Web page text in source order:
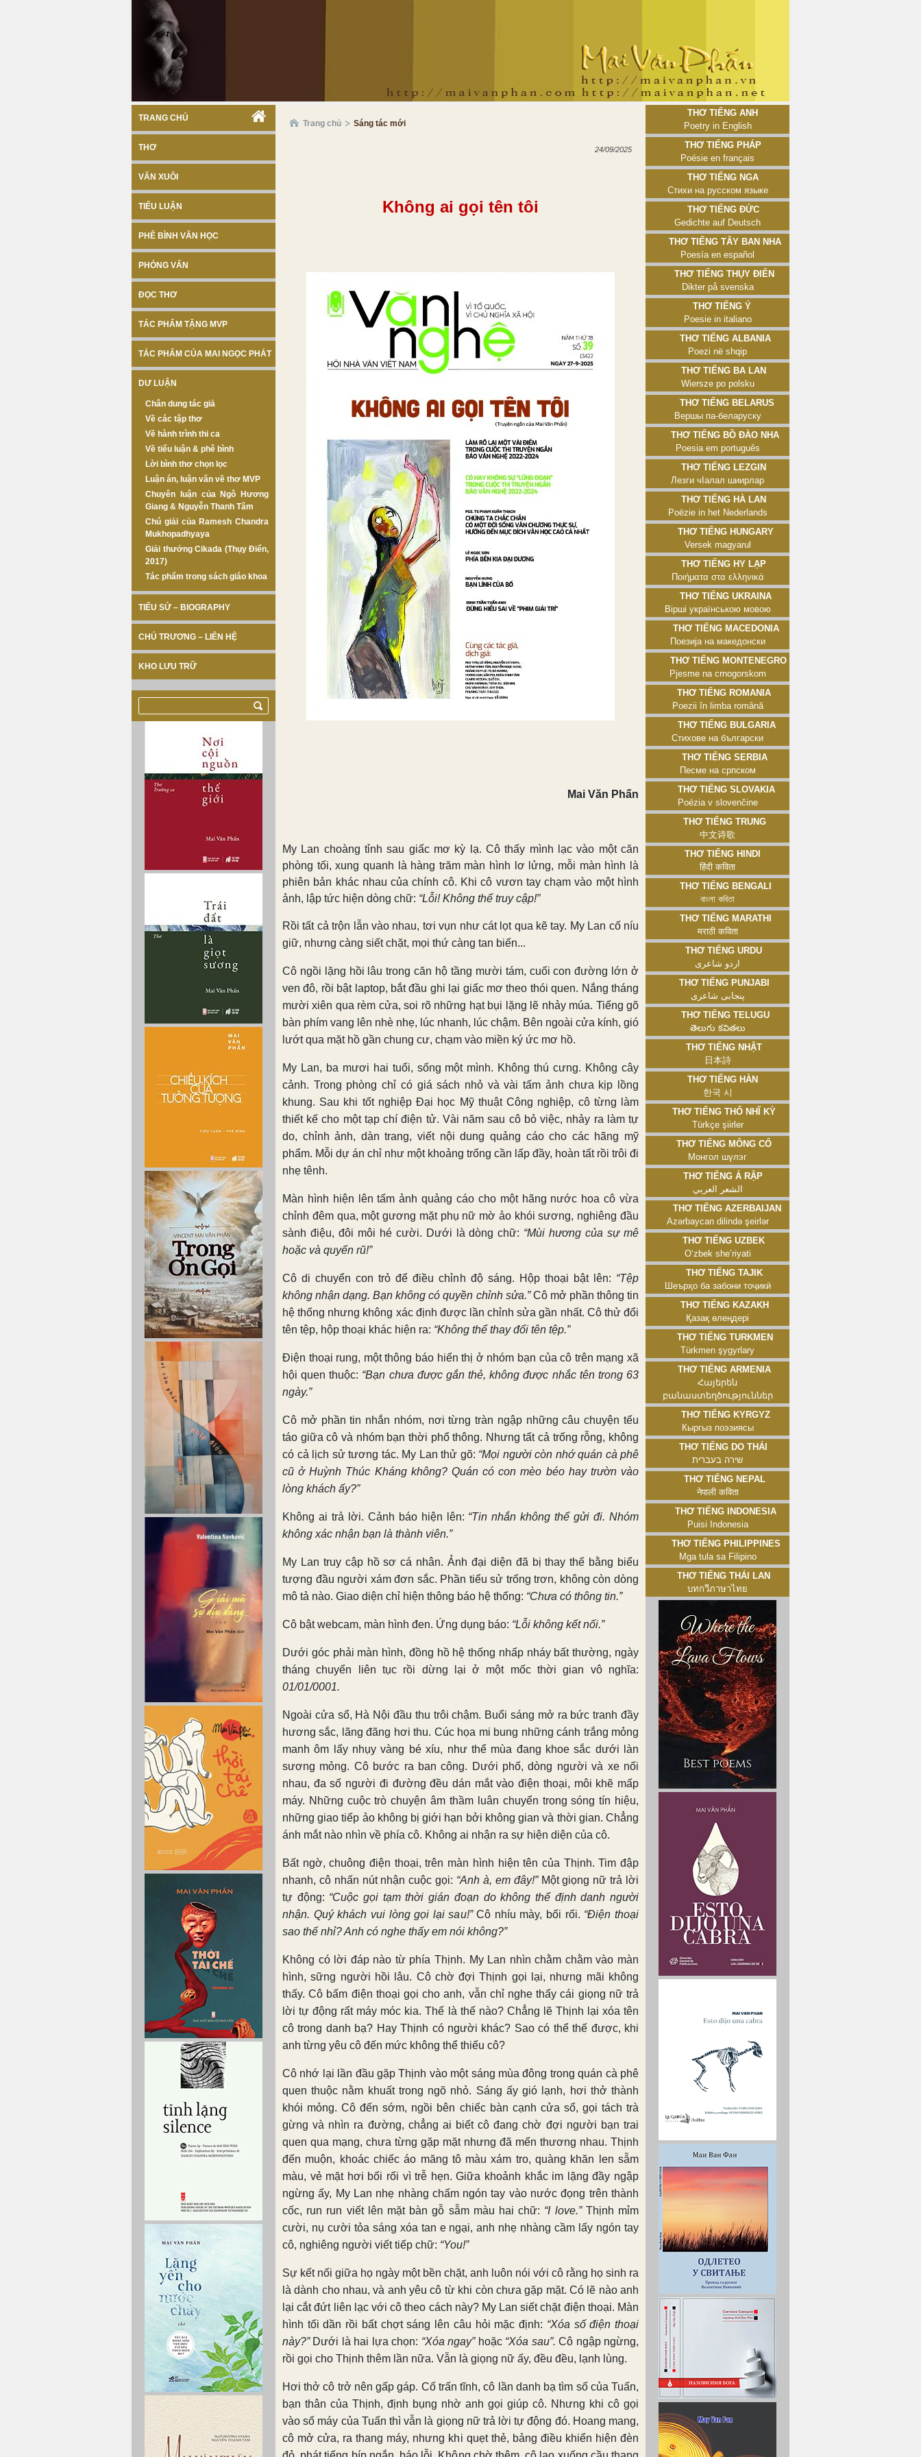
TRANG CHỦ
THƠ
VĂN XUÔI
TIỂU LUẬN
PHÊ BÌNH VĂN HỌC
PHỎNG VẤN
ĐỌC THƠ
TÁC PHẨM TẶNG MVP
TÁC PHẨM CỦA MAI NGỌC PHÁT
DƯ LUẬN
Chân dung tác giả
Về các tập thơ
Về hành trình thi ca
Về tiểu luận & phê bình
Lời bình thơ chọn lọc
Luận án, luận văn về thơ MVP
Chuyên luận của Ngô Hương
Giang & Nguyễn Thanh Tâm
Chú giải của Ramesh Chandra
Mukhopadhyaya
Giải thưởng Cikada (Thụy Điển,
2017)
Tác phẩm trong sách giáo khoa
TIỂU SỬ – BIOGRAPHY
CHỦ TRƯƠNG – LIÊN HỆ
KHO LƯU TRỮ
Trang chủ Sáng tác mới
24/09/2025
Không ai gọi tên tôi
Mai Văn Phấn
My Lan choàng tỉnh sau giấc mơ kỳ lạ. Cô thấy mình lạc vào một căn
phòng tối, xung quanh là hàng trăm màn hình lơ lửng, mỗi màn hình là
phiên bản khác nhau của chính cô. Khi cô vươn tay chạm vào một hình
ảnh, lập tức hiện dòng chữ: “Lỗi! Không thể truy cập!”
Rồi tất cả trộn lẫn vào nhau, tơi vụn như cát lọt qua kẽ tay. My Lan cố níu
giữ, nhưng càng siết chặt, mọi thứ càng tan biến...
Cô ngồi lặng hồi lâu trong căn hộ tầng mười tám, cuối con đường lớn ở
ven đô, rồi bật laptop, bắt đầu ghi lại giấc mơ theo thói quen. Nắng tháng
mười xiên qua rèm cửa, soi rõ những hạt bụi lặng lẽ nhảy múa. Tiếng gõ
bàn phím vang lên nhè nhẹ, lúc nhanh, lúc chậm. Bên ngoài cửa kính, gió
lướt qua mặt hồ gần chung cư, chạm vào miền ký ức mơ hồ.
My Lan, ba mươi hai tuổi, sống một mình. Không thú cưng. Không cây
cảnh. Trong phòng chỉ có giá sách nhỏ và vài tấm ảnh chưa kịp lồng
khung. Sau khi tốt nghiệp Đại học Mỹ thuật Công nghiệp, cô từng làm
thiết kế cho một tạp chí điện tử. Vài năm sau cô bỏ việc, nhảy ra làm tự
do, chỉnh ảnh, dàn trang, viết nội dung quảng cáo cho các hãng mỹ
phẩm. Mỗi dự án chỉ như một khoảng trống cần lấp đầy, hoàn tất rồi trôi đi
nhẹ tênh.
Màn hình hiện lên tấm ảnh quảng cáo cho một hãng nước hoa cô vừa
chỉnh đêm qua, một gương mặt phụ nữ mờ ảo khói sương, nghiêng đầu
sành điệu, đôi môi hé cười. Dưới là dòng chữ: “Mùi hương của sự mê
hoặc và quyến rũ!”
Cô di chuyển con trỏ để điều chỉnh độ sáng. Hộp thoại bật lên: “Tệp
không nhận dạng. Bạn không có quyền chỉnh sửa.”Cô mở phần thông tin
hệ thống nhưng không xác định được lần chỉnh sửa gần nhất. Cô thử đổi
tên tệp, hộp thoại khác hiện ra: “Không thể thay đổi tên tệp.”
Điện thoại rung, một thông báo hiển thị ở nhóm bạn của cô trên mạng xã
hội quen thuộc: “Bạn chưa được gắn thẻ, không được nhắc tên trong 63
ngày.”
Cô mở phần tin nhắn nhóm, nơi từng tràn ngập những câu chuyện tếu
táo giữa cô và nhóm bạn thời phổ thông. Nhưng tất cả trống rỗng, không
có cả lịch sử tương tác. My Lan thử gõ: “Mọi người còn nhớ quán cà phê
cũ ở Huỳnh Thúc Kháng không? Quán có con mèo béo hay trườn vào
lòng khách ấy?”
Không ai trả lời. Cảnh báo hiện lên: “Tin nhắn không thể gửi đi. Nhóm
không xác nhận bạn là thành viên.”
My Lan truy cập hồ sơ cá nhân. Ảnh đại diện đã bị thay thế bằng biểu
tượng đầu người xám đơn sắc. Phần tiểu sử trống trơn, không còn dòng
mô tả nào. Giao diện chỉ hiện thông báo hệ thống: “Chưa có thông tin.”
Cô bật webcam, màn hình đen. Ứng dụng báo: “Lỗi không kết nối.”
Dưới góc phải màn hình, đồng hồ hệ thống nhấp nháy bất thường, ngày
tháng chuyển liên tục rồi dừng lại ở một mốc thời gian vô nghĩa:
01/01/0001.
Ngoài cửa sổ, Hà Nội đầu thu trôi chậm. Buổi sáng mở ra bức tranh đầy
hương sắc, lãng đãng hơi thu. Cúc họa mi bung những cánh trắng mỏng
manh ôm lấy nhụy vàng bé xíu, như thể mùa đang khoe sắc dưới làn
sương mỏng. Cô bước ra ban công. Dưới phố, dòng người và xe nối
nhau, đa số người đi đường đều dán mắt vào điện thoại, môi khẽ mấp
máy. Những cuộc trò chuyện âm thầm luân chuyển trong sóng tín hiệu,
những giao tiếp ảo không bị giới hạn bởi không gian và thời gian. Chẳng
ánh mắt nào nhìn về phía cô. Không ai nhận ra sự hiện diện của cô.
Bất ngờ, chuông điện thoại, trên màn hình hiện tên của Thịnh. Tim đập
nhanh, cô nhấn nút nhận cuộc gọi: “Anh à, em đây!”Một giọng nữ trả lời
tự động: “Cuộc gọi tạm thời gián đoạn do không thể định danh người
nhận. Quý khách vui lòng gọi lại sau!”Cô nhíu mày, bối rối. “Điện thoại
sao thế nhỉ? Anh có nghe thấy em nói không?”
Không có lời đáp nào từ phía Thịnh. My Lan nhìn chằm chằm vào màn
hình, sững người hồi lâu. Cô chờ đợi Thịnh gọi lại, nhưng mãi không
thấy. Cô bấm điện thoại gọi cho anh, vẫn chỉ nghe thấy cái giọng nữ trả
lời tự động rất máy móc kia. Thế là thế nào? Chẳng lẽ Thịnh lại xóa tên
cô trong danh bạ? Hay Thịnh có người khác? Sao có thể thế được, khi
anh từng yêu cô đến mức không thể thiếu cô?
Cô nhớ lại lần đầu gặp Thịnh vào một sáng mùa đông trong quán cà phê
quen thuộc nằm khuất trong ngõ nhỏ. Sáng ấy gió lạnh, hơi thở thành
khói mỏng. Cô đến sớm, ngồi bên chiếc bàn cạnh cửa sổ, gọi tách trà
gừng và nhìn ra đường, chẳng ai biết cô đang chờ đợi người bạn trai
quen qua mạng, chưa từng gặp mặt nhưng đã mến thương nhau. Thịnh
đến muộn, khoác chiếc áo măng tô màu xám tro, quàng khăn len sẫm
màu, vẻ mặt hơi bối rối vì trễ hẹn. Giữa khoảnh khắc im lặng đầy ngập
ngừng ấy, My Lan nhẹ nhàng chấm ngón tay vào nước đọng trên thành
cốc, run run viết lên mặt bàn gỗ sẫm màu hai chữ: “I love.”Thịnh mỉm
cười, nụ cười tỏa sáng xóa tan e ngại, anh nhẹ nhàng cầm lấy ngón tay
cô, nghiêng người viết tiếp chữ: “You!”
Sự kết nối giữa họ ngày một bền chặt, anh luôn nói với cô rằng họ sinh ra
là dành cho nhau, và anh yêu cô từ khi còn chưa gặp mặt. Có lẽ nào anh
lại cắt đứt liên lạc với cô theo cách này? My Lan siết chặt điện thoại. Màn
hình tối dần rồi bất chợt sáng lên câu hỏi mặc định: “Xóa số điện thoại
này?”Dưới là hai lựa chọn: “Xóa ngay”hoặc “Xóa sau”. Cô ngập ngừng,
rồi gọi cho Thịnh thêm lần nữa. Vẫn là giọng nữ ấy, đều đều, lạnh lùng.
Hơi thở cô trở nên gấp gáp. Cố trấn tĩnh, cô lần danh bạ tìm số của Tuấn,
bạn thân của Thịnh, định bụng nhờ anh gọi giúp cô. Nhưng khi cô gọi
vào số máy của Tuấn thì vẫn là giọng nữ trả lời tự động đó. Hoang mang,
cô mở cửa, ra thang máy, nhưng khi quẹt thẻ, bảng điều khiển hiện đèn
Thơ tiếng Anh
Poetry in English
Thơ tiếng Pháp
Poésie en français
Thơ tiếng Nga
Стихи на русском языке
Thơ tiếng Đức
Gedichte auf Deutsch
Thơ tiếng Tây Ban Nha
Poesía en español
Thơ tiếng Thụy Điển
Dikter på svenska
Thơ tiếng Ý
Poesie in italiano
Thơ tiếng Albania
Poezi në shqip
Thơ tiếng Ba Lan
Wiersze po polsku
Thơ tiếng Belarus
Вершы па-беларуску
Thơ tiếng Bồ Đào Nha
Poesia em português
Thơ tiếng Lezgin
Лезги чӀалал шиирлар
Thơ tiếng Hà Lan
Poëzie in het Nederlands
Thơ tiếng Hungary
Versek magyarul
Thơ tiếng Hy Lạp
Ποιήματα στα ελληνικά
Thơ tiếng Ukraina
Вірші українською мовою
Thơ tiếng Macedonia
Поезија на македонски
Thơ tiếng Montenegro
Pjesme na crnogorskom
Thơ tiếng Romania
Poezii în limba română
Thơ tiếng Bulgaria
Стихове на български
Thơ tiếng Serbia
Песме на српском
Thơ tiếng Slovakia
Poézia v slovenčine
Thơ tiếng Trung
中文诗歌
Thơ tiếng Hindi
हिंदी कविता
Thơ tiếng Bengali
বাংলা কবিতা
Thơ tiếng Marathi
मराठी कविता
Thơ tiếng Urdu
اردو شاعری
Thơ tiếng Punjabi
پنجابی شاعری
Thơ tiếng Telugu
తెలుగు కవితలు
Thơ tiếng Nhật
日本詩
Thơ tiếng Hàn
한국 시
Thơ tiếng Thổ Nhĩ Kỳ
Türkçe şiirler
Thơ tiếng Mông Cổ
Монгол шүлэг
Thơ tiếng Ả Rập
الشعر العربي
Thơ tiếng Azerbaijan
Azərbaycan dilində şeirlər
Thơ tiếng Uzbek
Oʻzbek sheʼriyati
Thơ tiếng Tajik
Шеърҳо ба забони тоҷикӣ
Thơ tiếng Kazakh
Қазақ өлеңдері
Thơ tiếng Turkmen
Türkmen şygyrlary
Thơ tiếng Armenia
Հայերեն
բանաստեղծություններ
Thơ tiếng Kyrgyz
Кыргыз поэзиясы
Thơ tiếng Do Thái
שירה בעברית
Thơ tiếng Nepal
नेपाली कविता
Thơ tiếng Indonesia
Puisi Indonesia
Thơ tiếng Philippines
Mga tula sa Filipino
Thơ tiếng Thái Lan
บทกวีภาษาไทย